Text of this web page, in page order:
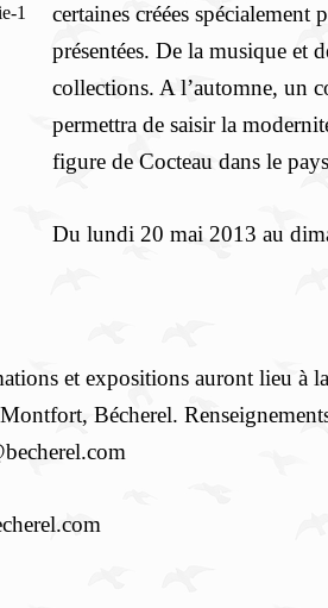
certaines créées spécialement
présentées. De la musique et
collections. A l’automne, un
permettra de saisir la
figure de Cocteau dans le
Du lundi 20 mai 2013 au
et expositions auront lieu à
Bécherel.